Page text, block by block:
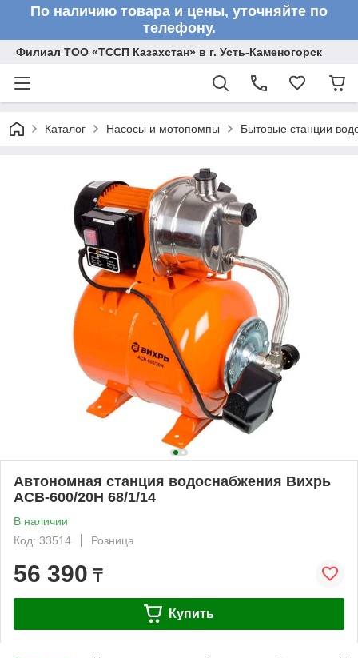
По наличию товара и цены, уточняйте по
телефону.
Филиал ТОО «ТССП Казахстан» в г. Усть-Каменогорск
Каталог Насосы и мотопомпы Бытовые станции
Автономная станция водоснабжения Вихрь
АСВ-600/20Н 68/1/14
В наличии
Код: 33514
Розница
56 390 ₸
Купить